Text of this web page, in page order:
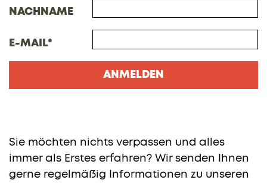
NACHNAME
E-MAIL
ANMELDEN
Sie möchten nichts verpassen und alles
immer als Erstes erfahren? Wir senden Ihnen
gerne regelmäßig Informationen zu unseren